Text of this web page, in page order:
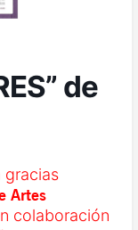
de
gracias
Artes
colaboración